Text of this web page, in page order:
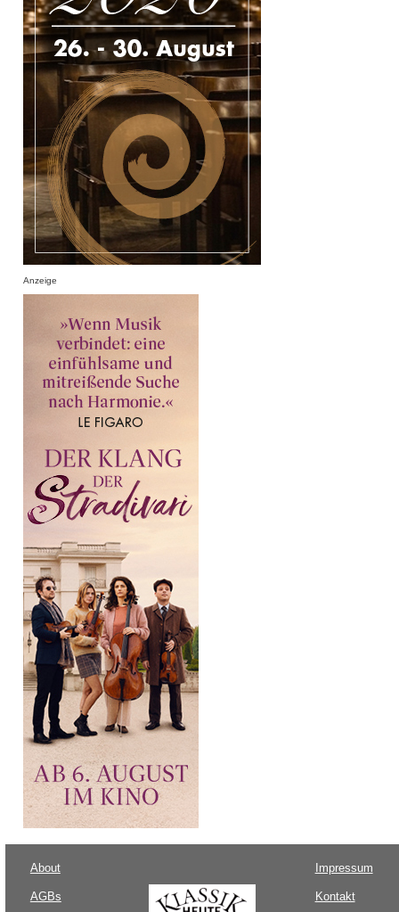
Anzeige
About
AGBs
Impressum
Kontakt